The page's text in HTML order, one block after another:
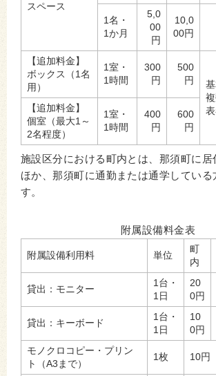
スペース
1名・
1か月
5,0
00
円
10,0
00円
【追加料金】
ボックス（1名
用）
1室・
1時間
300
円
500
円
【追加料金】
個室（最大1～
2名程度）
1室・
1時間
400
円
600
円
施設区分における町内とは、那須町に居
ほか、那須町に通勤または通学している
す。
附属設備料金表
附属設備利用料 単位
町
内
貸出：モニター
1台・
1日
20
0円
貸出：キーボード
1台・
1日
10
0円
モノクロコピー・プリン
ト（A3まで）
1枚 10円